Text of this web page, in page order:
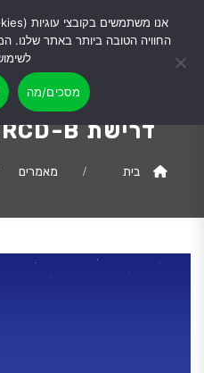
דרישת RCD-B: הסבר מפורט
בית מאמרים
החוויה הטובה ביותר באתר
מסכים/מה